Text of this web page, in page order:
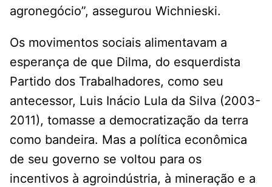
agronegócio”, assegurou Wichnieski.
Os movimentos sociais alimentavam a
esperança de que Dilma, do esquerdista
Partido dos Trabalhadores, como seu
antecessor, Luis Inácio Lula da Silva (2003-
2011), tomasse a democratização da terra
como bandeira. Mas a política econômica
de seu governo se voltou para os
incentivos à agroindústria, à mineração e a